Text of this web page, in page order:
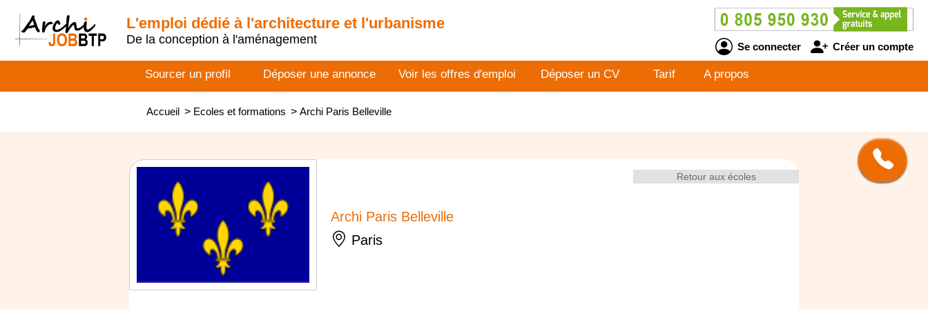
L'emploi dédié à l'architecture et l'urbanisme
De la conception à l'aménagement
Se connecter Créer un compte
Sourcer un profil Déposer une annonce Voir les offres d'emploi Déposer un CV Tarif A propos
Accueil > Ecoles et formations > Archi Paris Belleville
Retour aux écoles
Archi Paris Belleville
Paris